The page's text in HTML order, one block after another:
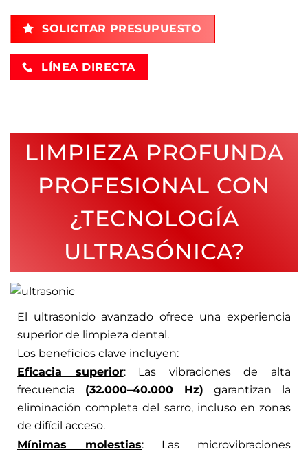
SOLICITAR PRESUPUESTO
LÍNEA DIRECTA
LIMPIEZA PROFUNDA
PROFESIONAL CON
¿TECNOLOGÍA
ULTRASÓNICA?
El ultrasonido avanzado ofrece una experiencia
superior de limpieza dental.
Los beneficios clave incluyen:
Eficacia superior: Las vibraciones de alta
frecuencia (32.000–40.000 Hz) garantizan la
eliminación completa del sarro, incluso en zonas
de difícil acceso.
Mínimas molestias: Las microvibraciones